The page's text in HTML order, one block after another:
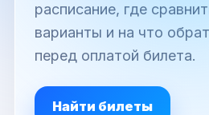
расписание, где
варианты и на что
перед оплатой билета.
Найти билеты